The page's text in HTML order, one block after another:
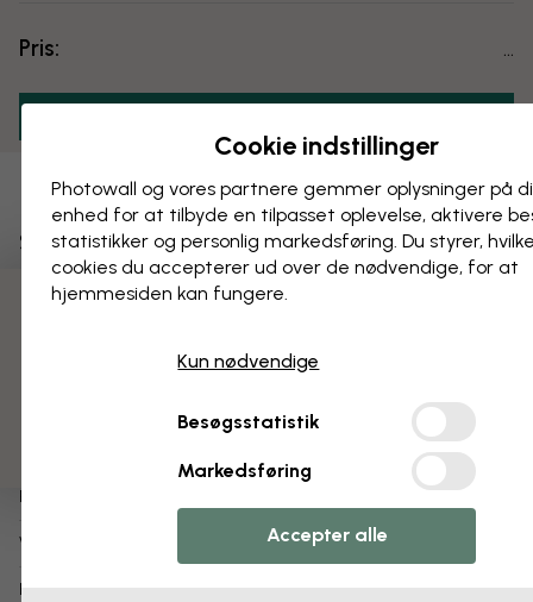
Pris: ...
Tilføj til favoritter
Skyggernes kunst - Kanin
Om produktet:
WA Collection
billede på lærred
info: Læs mere om vores plakater
Cookie indstillinger
Photowall og vores partnere gemmer oplysninger på
enhed for at tilbyde en tilpasset oplevelse, aktivere
statistikker og personlig markedsføring. Du styrer,
cookies du accepterer ud over de nødvendige, for at
hjemmesiden kan fungere.
Kun nødvendige
Besøgsstatistik
Markedsføring
Accepter alle